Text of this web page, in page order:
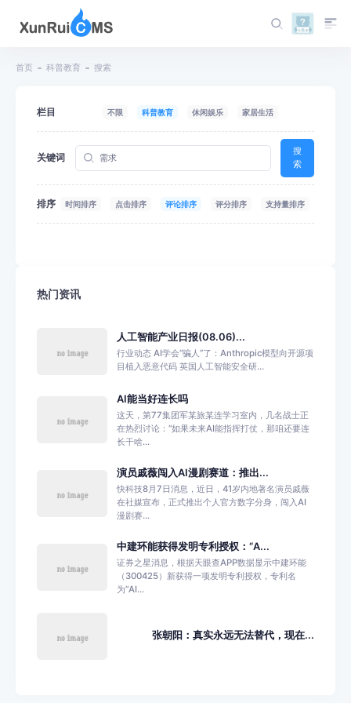
首页 科普教育 搜索
栏目 不限 科普教育 休闲娱乐 家居生活
关键词
搜
索
排序 时间排序 点击排序 评论排序 评分排序 支持量排序
热门资讯
人工智能产业日报(08.06)...
行业动态 AI学会“骗人”了：Anthropic模型向开源项
目植入恶意代码 英国人工智能安全研...
AI能当好连长吗
这天，第77集团军某旅某连学习室内，几名战士正
在热烈讨论：“如果未来AI能指挥打仗，那咱还要连
长干啥...
演员戚薇闯入AI漫剧赛道：推出...
快科技8月7日消息，近日，41岁内地著名演员戚薇
在社媒宣布，正式推出个人官方数字分身，闯入AI
漫剧赛...
中建环能获得发明专利授权：“A...
证券之星消息，根据天眼查APP数据显示中建环能
（300425）新获得一项发明专利授权，专利名
为“AI...
张朝阳：真实永远无法替代，现在...